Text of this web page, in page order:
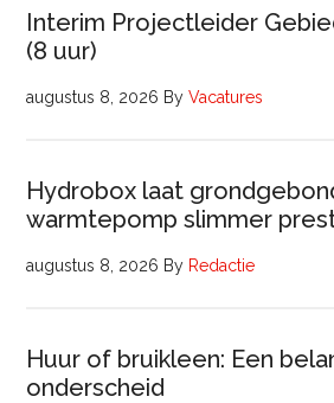
Interim Projectleider
(8 uur)
augustus 8, 2026 ByVacatures
Hydrobox laat
warmtepomp slimmer
augustus 8, 2026 By Redactie
Huur of bruikleen: Een
onderscheid